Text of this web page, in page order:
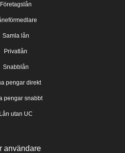
Företagslån
Samla lån
Privatlån
Snabblån
pengar direkt
pengar snabbt
Lån utan UC
användare